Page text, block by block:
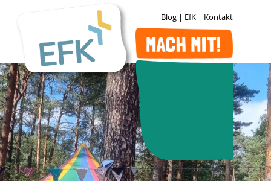
Blog | EfK | Kontakt